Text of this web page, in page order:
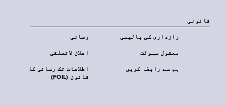
قانونی
رسائی رازداری کی پالیسی
اعلان لاتعلقی معقول سہولت
اطلاعات تک رسائی کا
قانون (FOIL)
ہم سے رابطہ کریں